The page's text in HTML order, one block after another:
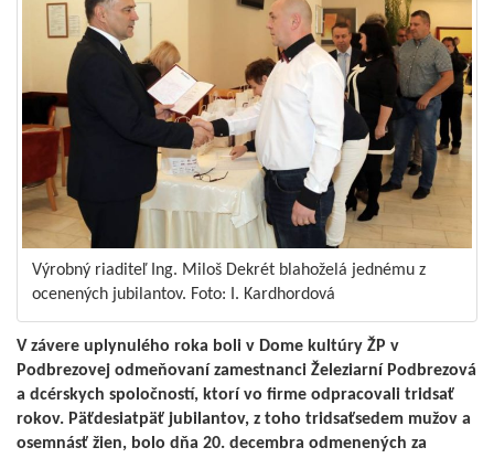
Výrobný riaditeľ Ing. Miloš Dekrét blahoželá jednému z
ocenených jubilantov. Foto: I. Kardhordová
V závere uplynulého roka boli v Dome kultúry ŽP v
Podbrezovej odmeňovaní zamestnanci Železiarní Podbrezová
a dcérskych spoločností, ktorí vo firme odpracovali tridsať
rokov. Päťdesiatpäť jubilantov, z toho tridsaťsedem mužov a
osemnásť žien, bolo dňa 20. decembra odmenených za